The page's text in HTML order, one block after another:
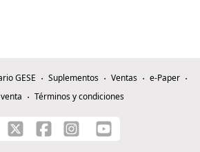
GESE Suplementos Ventas
e-Paper
Términos y condiciones